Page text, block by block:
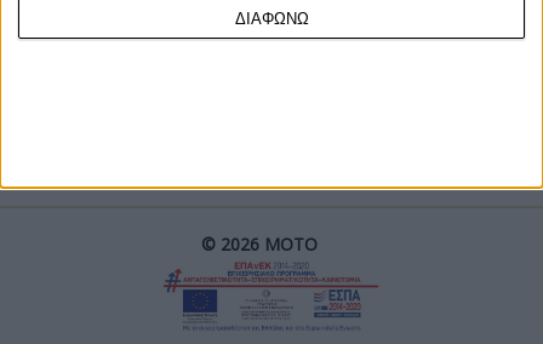
ΔΙΑΦΩΝΩ
Επικοινωνία
© 2026 ΜΟΤΟ